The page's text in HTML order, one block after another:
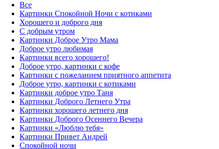
Все
Картинки Спокойной Ночи с котиками
Хорошего и доброго дня
С добрым утром
Картинки Доброе Утро Мама
Доброе утро любимая
Картинки всего хорошего!
Доброе утро, картинки с кофе
Картинки с пожеланием приятного аппетита
Доброе утро, картинки с котиками
Картинки доброе утро Таня
Картинки Доброго Летнего Утра
Картинки хорошего летнего дня
Картинки Доброго Осеннего Вечера
Картинки «Люблю тебя»
Картинки Привет Андрей
Спокойной ночи